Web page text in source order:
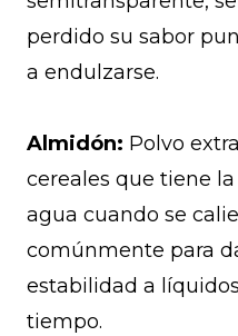
perdido su sabor
a endulzarse.
Almidón: Polvo
cereales que tiene
agua cuando se
comúnmente para
estabilidad a
tiempo.